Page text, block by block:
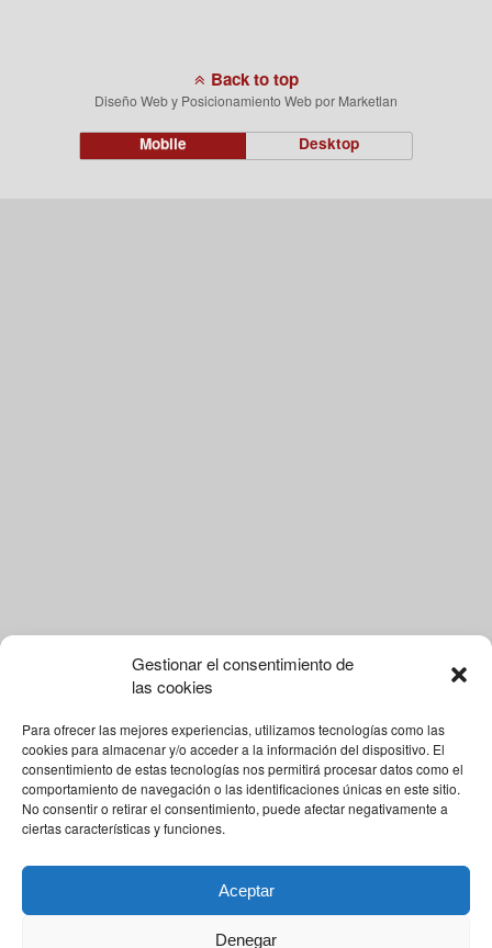
Gestionar el consentimiento de
las cookies
Para ofrecer las mejores experiencias, utilizamos tecnologías como las
cookies para almacenar y/o acceder a la información del dispositivo. El
consentimiento de estas tecnologías nos permitirá procesar datos como el
comportamiento de navegación o las identificaciones únicas en este sitio.
No consentir o retirar el consentimiento, puede afectar negativamente a
ciertas características y funciones.
Aceptar
Denegar
Back to top
Diseño Web y Posicionamiento Web por Marketlan
Mobile Desktop